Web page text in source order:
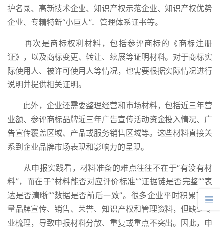
护名录、高新技术企业、知识产权示范企业、知识产权优势
企业、专精特新“小巨人”、管理体系证书等。
再次是商标权利材料，包括参评商标的《商标注册
证》，以及商标变更、转让、续展等证明材料。对于商标实
际使用人、被许可使用人等情况，也需要根据实际情况进行
说明并提供相关证明。
此外，企业还需要整理经营和市场材料，包括近三年营
业额、参评商标品牌近三年广告宣传活动资金投入情况、广
告宣传覆盖区域、产品或服务销售区域等。这些材料直接关
系到企业品牌市场表现和影响力的呈现。
从申报实践看，材料准备的难点往往不在于“有没有材
料”，而在于“材料能否对应评价标准”“证据链是否完整”“表
达是否清晰”“数据是否前后一致”。很多企业平时积累了大
量品牌宣传、销售、荣誉、知识产权和管理资料，但缺少专
业梳理，导致申报材料分散、重复或重点不突出。因此，申